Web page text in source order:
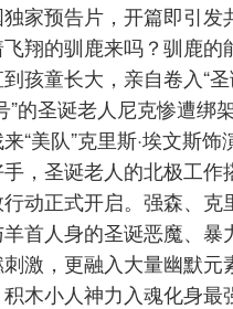
家预告片，开篇即引发
翔的驯鹿来吗？驯鹿
孩童长大，亲自卷入“
的圣诞老人尼克惨遭绑
“美队”克里斯·埃文斯
，圣诞老人的北极工作
动正式开启。强森、克
首人身的圣诞恶魔、暴
激，更融入大量幽默元
木小人神力入魂化身最